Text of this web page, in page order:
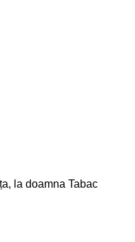
la doamna Tabac